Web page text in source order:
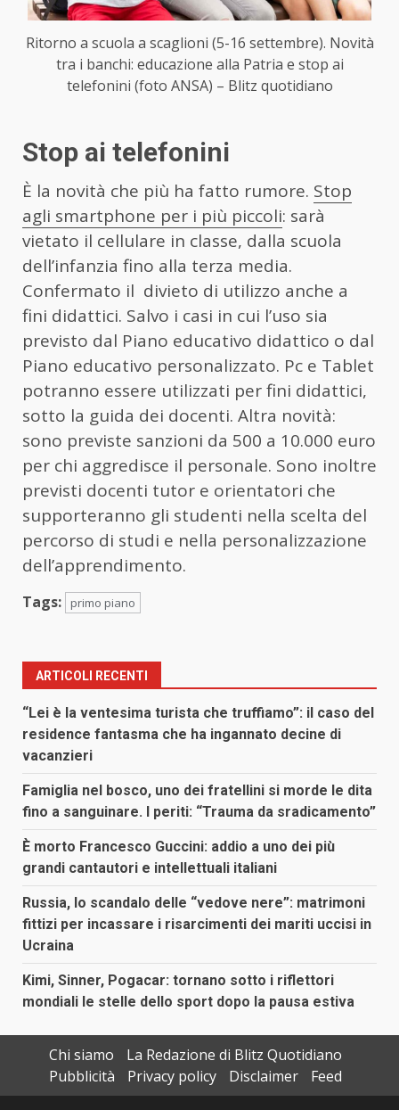
Ritorno a scuola a scaglioni (5-16 settembre). Novità
tra i banchi: educazione alla Patria e stop ai
telefonini (foto ANSA) – Blitz quotidiano
Stop ai telefonini
È la novità che più ha fatto rumore. Stop
agli smartphone per i più piccoli: sarà
vietato il cellulare in classe, dalla scuola
dell’infanzia fino alla terza media.
Confermato il divieto di utilizzo anche a
fini didattici. Salvo i casi in cui l’uso sia
previsto dal Piano educativo didattico o dal
Piano educativo personalizzato. Pc e Tablet
potranno essere utilizzati per fini didattici,
sotto la guida dei docenti. Altra novità:
sono previste sanzioni da 500 a 10.000 euro
per chi aggredisce il personale. Sono inoltre
previsti docenti tutor e orientatori che
supporteranno gli studenti nella scelta del
percorso di studi e nella personalizzazione
dell’apprendimento.
Tags: primo piano
ARTICOLI RECENTI
“Lei è la ventesima turista che truffiamo”: il caso del
residence fantasma che ha ingannato decine di
vacanzieri
Famiglia nel bosco, uno dei fratellini si morde le dita
fino a sanguinare. I periti: “Trauma da sradicamento”
È morto Francesco Guccini: addio a uno dei più
grandi cantautori e intellettuali italiani
Russia, lo scandalo delle “vedove nere”: matrimoni
fittizi per incassare i risarcimenti dei mariti uccisi in
Ucraina
Kimi, Sinner, Pogacar: tornano sotto i riflettori
mondiali le stelle dello sport dopo la pausa estiva
Chi siamo
La Redazione di Blitz Quotidiano
Pubblicità
Privacy policy Disclaimer
Feed